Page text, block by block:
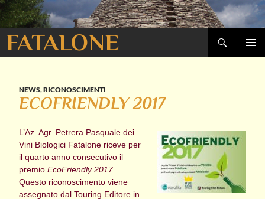
FATALONE
Cerca
VAI
NEWS,RICONOSCIMENTI
ECOFRIENDLY 2017
L’Az. Agr. Petrera Pasquale dei
Vini Biologici Fatalone riceve per
il quarto anno consecutivo il
premioEcoFriendly 2017.
Questo riconoscimento viene
assegnato dal Touring Editore in